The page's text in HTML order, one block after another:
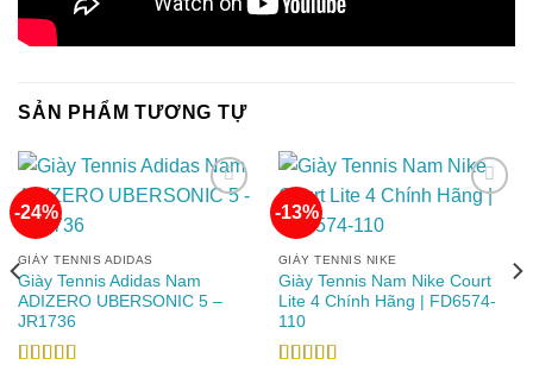
SẢN PHẨM TƯƠNG TỰ
-24%
GIÀY TENNIS ADIDAS
Giày Tennis Adidas Nam
ADIZERO UBERSONIC 5 –
JR1736
-13%
GIÀY TENNIS NIKE
Giày Tennis Nam Nike Court
Lite 4 Chính Hãng | FD6574-
110